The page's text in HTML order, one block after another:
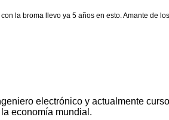
la broma llevo ya 5 años en esto. Amante de
electrónico y actualmente
economía mundial.